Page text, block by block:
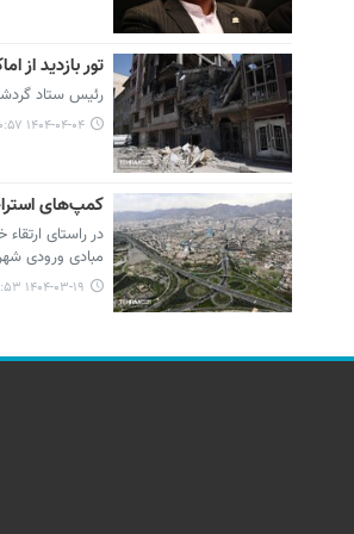
تور بازدید
رئیس ستاد
۱۴۰۴-۰۴-۰۴ ۱۰:۵۷
کمپ‌های
در راستای
مبادی ورودی
۱۴۰۴-۰۳-۱۹ ۱۰:۵۳